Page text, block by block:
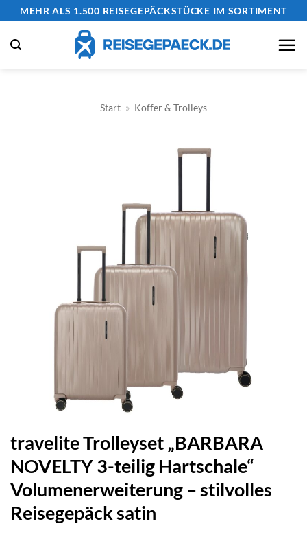
Zum
springen
MEHR ALS 1.500 REISEGEPÄCKSTÜCKE IM SORTIMENT
Start » Koffer & Trolleys
travelite Trolleyset „BARBARA
NOVELTY 3-teilig Hartschale“
Volumenerweiterung – stilvolles
Reisegepäck satin